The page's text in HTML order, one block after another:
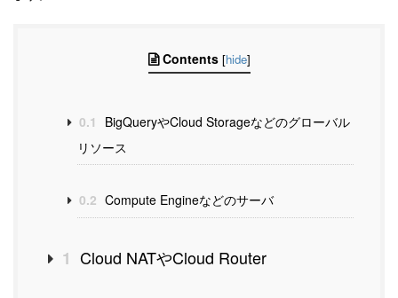
Contents [hide]
0.1
BigQueryやCloud Storageなどのグローバル
リソース
0.2 Compute Engineなどのサーバ
1 Cloud NATやCloud Router